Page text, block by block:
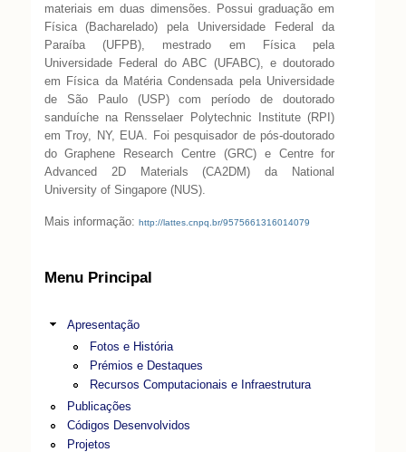
materiais em duas dimensões. Possui graduação em
Física (Bacharelado) pela Universidade Federal da
Paraíba (UFPB), mestrado em Física pela
Universidade Federal do ABC (UFABC), e doutorado
em Física da Matéria Condensada pela Universidade
de São Paulo (USP) com período de doutorado
sanduíche na Rensselaer Polytechnic Institute (RPI)
em Troy, NY, EUA. Foi pesquisador de pós-doutorado
do Graphene Research Centre (GRC) e Centre for
Advanced 2D Materials (CA2DM) da National
University of Singapore (NUS).
Mais informação: http://lattes.cnpq.br/9575661316014079
Menu Principal
Apresentação
Fotos e História
Prémios e Destaques
Recursos Computacionais e Infraestrutura
Publicações
Códigos Desenvolvidos
Projetos